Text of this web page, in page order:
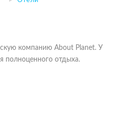
компанию About Planet. У
полноценного отдыха.